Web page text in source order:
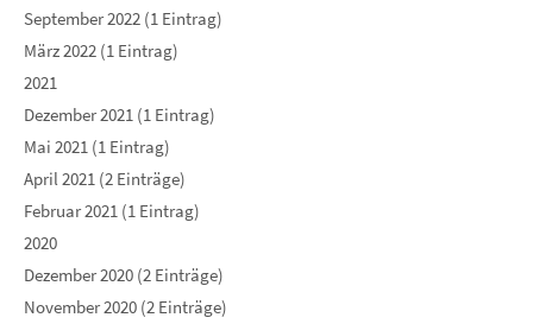
September 2022 (1 Eintrag)
März 2022 (1 Eintrag)
2021
Dezember 2021 (1 Eintrag)
Mai 2021 (1 Eintrag)
April 2021 (2 Einträge)
Februar 2021 (1 Eintrag)
2020
Dezember 2020 (2 Einträge)
November 2020 (2 Einträge)